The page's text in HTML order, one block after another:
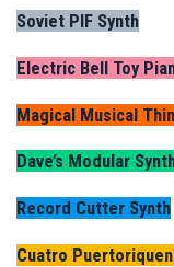
Soviet PIF Synth
Electric Bell Toy
Magical Musical
Dave’s Modular
Record Cutter Synth
Cuatro